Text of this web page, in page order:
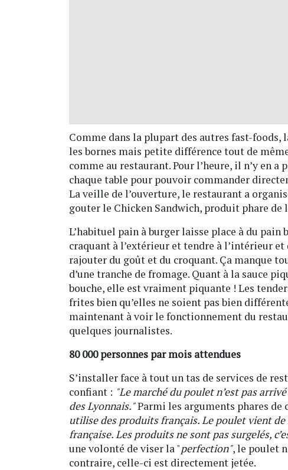
Comme dans la plupart des autres fast-
les bornes mais petite différence tout de
comme au restaurant. Pour l’heure, il n’y en a
chaque table pour pouvoir commander
La veille de l’ouverture, le restaurant a
gouter le Chicken Sandwich, produit phare de
L’habituel pain à burger laisse place à du
craquant à l’extérieur et tendre à l’intérieur
rajouter du goût et du croquant. Ça manque
d’une tranche de fromage. Quant à la sauce
bouche, elle est vraiment piquante ! Les
frites bien qu’elles ne soient pas bien
maintenant à voir le fonctionnement du
quelques journalistes.
80 000 personnes par mois attendues
S’installer face à tout un tas de services de
confiant : "Le marché du poulet n’est pas
des Lyonnais."Parmi les arguments phares de
utilise des produits français. Le poulet vient
française. Les produits ne sont pas surgelés,
une volonté de viser la "perfection", le poulet
contraire, celle-ci est directement jetée.